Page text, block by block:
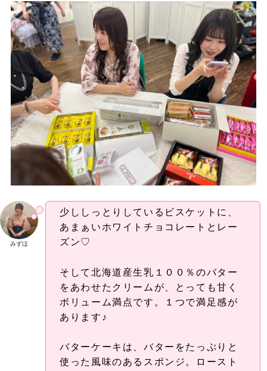
みずほ
少ししっとりしているビスケットに、
あまぁいホワイトチョコレートとレー
ズン♡
そして北海道産生乳１００％のバター
をあわせたクリームが、とっても甘く
ボリューム満点です。１つで満足感が
あります♪
バターケーキは、バターをたっぷりと
使った風味のあるスポンジ。ロースト